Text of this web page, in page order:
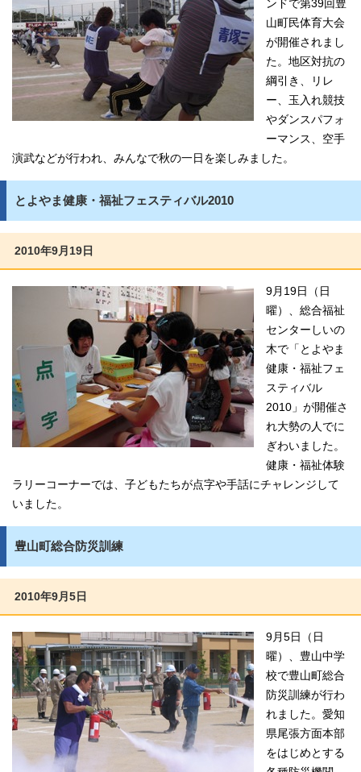
ンドで第39回豊
山町民体育大会
が開催されまし
た。地区対抗の
綱引き、リレ
ー、玉入れ競技
やダンスパフォ
ーマンス、空手
演武などが行われ、みんなで秋の一日を楽しみました。
とよやま健康・福祉フェスティバル2010
2010年9月19日
9月19日（日
曜）、総合福祉
センターしいの
木で「とよやま
健康・福祉フェ
スティバル
2010」が開催さ
れ大勢の人でに
ぎわいました。
健康・福祉体験
ラリーコーナーでは、子どもたちが点字や手話にチャレンジして
いました。
豊山町総合防災訓練
2010年9月5日
9月5日（日
曜）、豊山中学
校で豊山町総合
防災訓練が行わ
れました。愛知
県尾張方面本部
をはじめとする